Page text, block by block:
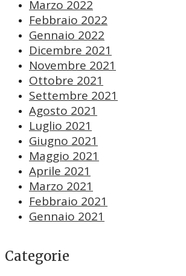
Marzo 2022
Febbraio 2022
Gennaio 2022
Dicembre 2021
Novembre 2021
Ottobre 2021
Settembre 2021
Agosto 2021
Luglio 2021
Giugno 2021
Maggio 2021
Aprile 2021
Marzo 2021
Febbraio 2021
Gennaio 2021
Categorie